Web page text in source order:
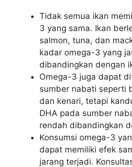
Tidak semua ikan
3 yang sama. Ikan
salmon, tuna, dan
kadar omega-3 yang
dibandingkan dengan
Omega-3 juga dapat
sumber nabati seperti
dan kenari, tetapi
DHA pada sumber
rendah dibandingkan
Konsumsi omega-3
dapat memiliki efek
jarang terjadi.